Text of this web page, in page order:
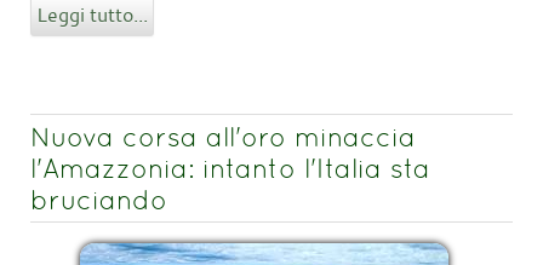
Leggi tutto...
Nuova corsa all'oro minaccia
l'Amazzonia: intanto l'Italia sta
bruciando